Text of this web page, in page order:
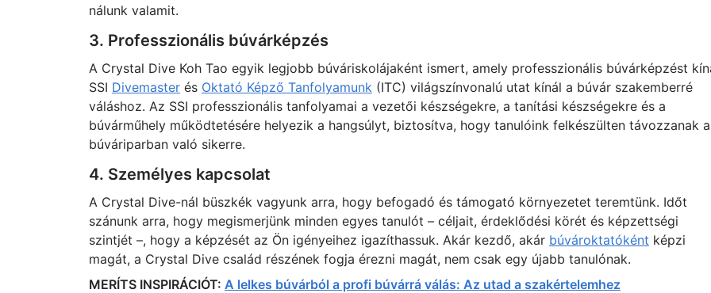
nálunk valamit.
3. Professzionális búvárképzés
A Crystal Dive Koh Tao egyik legjobb búváriskolájaként ismert, amely professzionális búvárképzést
SSI Divemasterés Oktató Képző Tanfolyamunk(ITC) világszínvonalú utat kínál a búvár szakemberré
váláshoz. Az SSI professzionális tanfolyamai a vezetői készségekre, a tanítási készségekre és a
búvárműhely működtetésére helyezik a hangsúlyt, biztosítva, hogy tanulóink felkészülten távozzanak a
búváriparban való sikerre.
4. Személyes kapcsolat
A Crystal Dive-nál büszkék vagyunk arra, hogy befogadó és támogató környezetet teremtünk. Időt
szánunk arra, hogy megismerjünk minden egyes tanulót – céljait, érdeklődési körét és képzettségi
szintjét –, hogy a képzését az Ön igényeihez igazíthassuk. Akár kezdő, akár búvároktatóként képzi
magát, a Crystal Dive család részének fogja érezni magát, nem csak egy újabb tanulónak.
MERÍTS INSPIRÁCIÓT: A lelkes búvárból a profi búvárrá válás: Az utad a szakértelemhez